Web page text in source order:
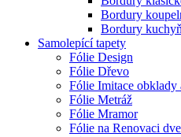
Bordury
Bordury
Samolepící tapety
Fólie Design
Fólie Dřevo
Fólie Imitace obklady
Fólie Metráž
Fólie Mramor
Fólie na Renovaci